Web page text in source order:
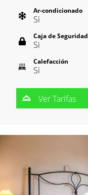
Ar-condicionado
Si
Caja de Seguridad
Si
Calefacción
Si
Ver Tarifas